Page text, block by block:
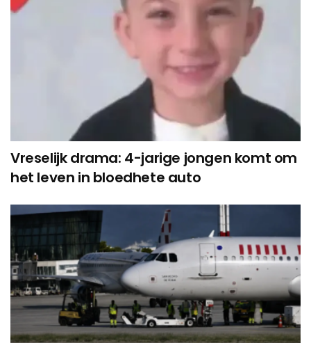
Vreselijk drama: 4-jarige jongen komt om
het leven in bloedhete auto